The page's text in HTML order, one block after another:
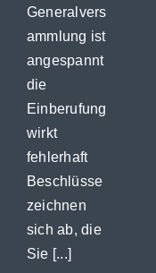
Generalvers
ammlung ist
angespannt
die
Einberufung
wirkt
fehlerhaft
Beschlüsse
zeichnen
sich ab, die
Sie [...]